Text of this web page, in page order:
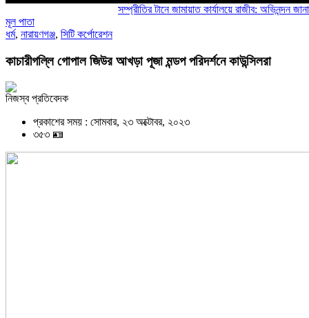
সম্প্রীতির টানে জামায়াত কার্যালয়ে রাজীব: অভিনন্দন জানালো
মূল পাতা
ধর্ম, নারায়ণগঞ্জ, সিটি কর্পোরেশন
কাচারীগল্লি গোপাল জিউর আখড়া পূজা মন্ডপ পরিদর্শনে কাউন্সিলরা
নিজস্ব প্রতিবেদক
প্রকাশের সময় : সোমবার, ২৩ অক্টোবর, ২০২৩
৩৫৩ 🪪